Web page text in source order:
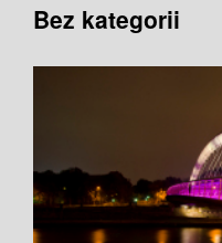
Bez kategorii